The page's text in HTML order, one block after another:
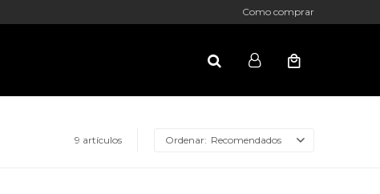
Como comprar
9 artículos Recomendados